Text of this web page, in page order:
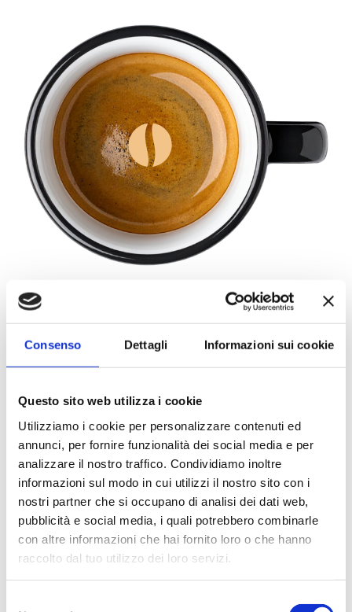
Consenso Dettagli Informazioni sui cookie
Questo sito web utilizza i cookie
Utilizziamo i cookie per personalizzare contenuti ed
annunci, per fornire funzionalità dei social media e per
analizzare il nostro traffico. Condividiamo inoltre
informazioni sul modo in cui utilizzi il nostro sito con i
nostri partner che si occupano di analisi dei dati web,
pubblicità e social media, i quali potrebbero combinarle
con altre informazioni che hai fornito loro o che hanno
raccolto dal tuo utilizzo dei loro servizi.
AROMA
Profumo dolce e fruttato, con accenti speziati e
leggermente piccanti di zenzero.
GUSTO
Morbido e vivace: la dolcezza della pesca si
intreccia con il carattere pungente dello zenzero,
per un infuso stimolante e rigenerante.
VISTA
CAFFÉ PELLINI